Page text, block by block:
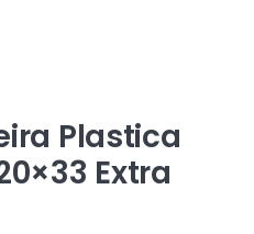
Plastica
Extra